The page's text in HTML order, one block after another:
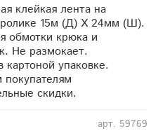
арт. 59769
клейкая лента на
15м (Д) Х 24мм (Ш).
обмотки крюка и
Не размокает.
упаковке.
скидки.